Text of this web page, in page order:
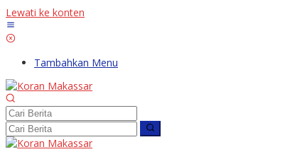
Lewati ke konten
Tambahkan Menu